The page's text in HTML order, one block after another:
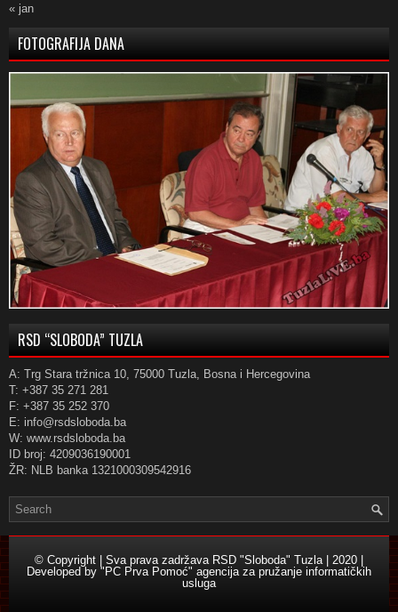
« jan
FOTOGRAFIJA DANA
RSD “SLOBODA” TUZLA
A: Trg Stara tržnica 10, 75000 Tuzla, Bosna i Hercegovina
T: +387 35 271 281
F: +387 35 252 370
E: info@rsdsloboda.ba
W: www.rsdsloboda.ba
ID broj: 4209036190001
ŽR: NLB banka 1321000309542916
© Copyright | Sva prava zadržava RSD "Sloboda" Tuzla | 2020 |
Developed by "PC Prva Pomoć" agencija za pružanje informatičkih
usluga